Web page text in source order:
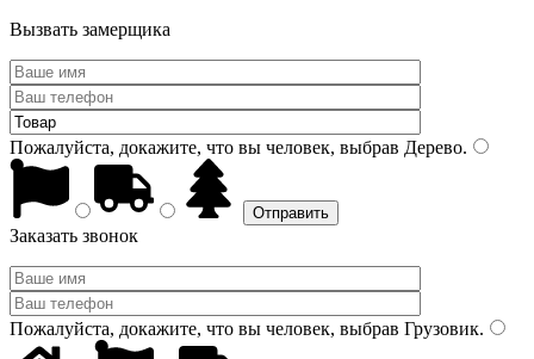
Вызвать замерщика
Пожалуйста, докажите, что вы человек, выбрав Дерево.
Заказать звонок
Пожалуйста, докажите, что вы человек, выбрав Грузовик.